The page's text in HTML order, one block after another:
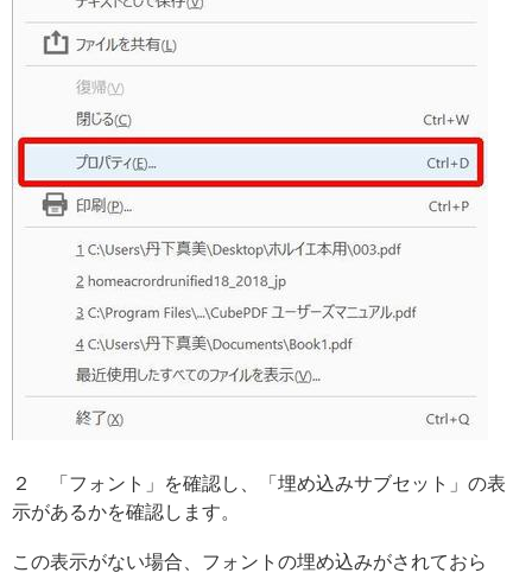
２ 「フォント」を確認し、「埋め込みサブセット」の表
示があるかを確認します。
この表示がない場合、フォントの埋め込みがされておら